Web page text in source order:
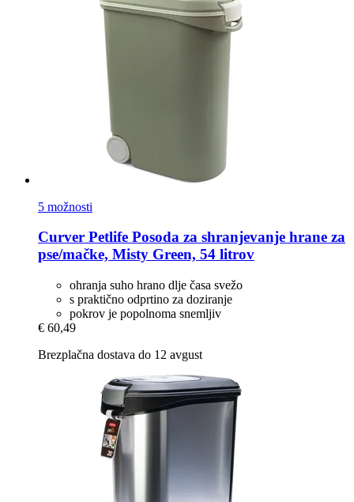
5 možnosti
Curver Petlife Posoda za shranjevanje hrane za
pse/mačke, Misty Green, 54 litrov
ohranja suho hrano dlje časa svežo
s praktično odprtino za doziranje
pokrov je popolnoma snemljiv
€ 60,49
Brezplačna dostava do 12 avgust